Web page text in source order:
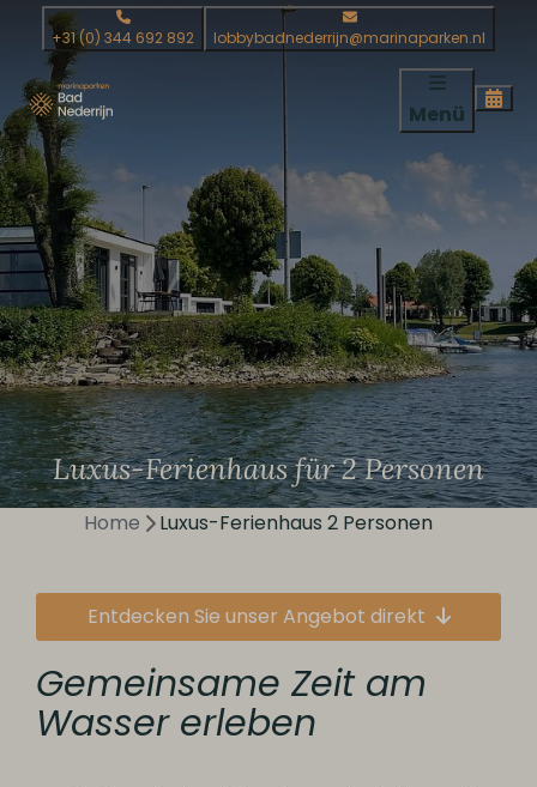
+31 (0) 344 692 892 lobbybadnederrijn@marinaparken.nl
Menü
Luxus-Ferienhaus für 2 Personen
Home Luxus-Ferienhaus 2 Personen
Entdecken Sie unser Angebot direkt
Gemeinsame Zeit am
Wasser erleben